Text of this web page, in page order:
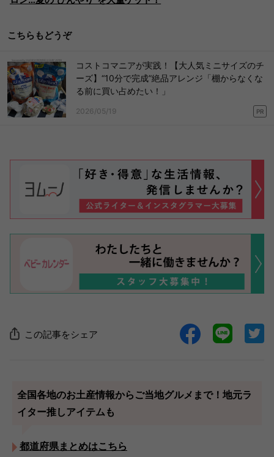
こちらもどうぞ
コストコマニアが実践！【大人気ミニサイズのチ
ーズ】“10分で完成”絶品アレンジ「棚からなくな
る前に買い占めたい！」
2026/05/19 PR
この記事をシェア
全国各地のお土産情報からご当地グルメまで！地元ラ
イター推しアイテムも
都道府県まとめはこちら